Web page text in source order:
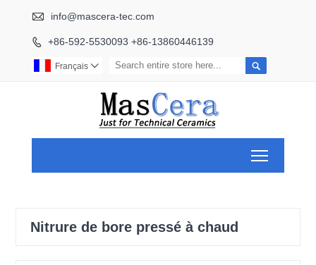
 info@mascera-tec.com
 +86-592-5530093 +86-13860446139

Français 
Nitrure de bore pressé à chaud